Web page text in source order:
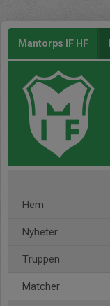
Mantorps IF HF
Hem
Nyheter
Truppen
Matcher